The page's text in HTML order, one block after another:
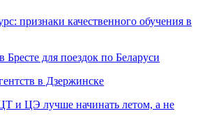
признаки качественного обучения в
для поездок по Беларуси
в Дзержинске
и ЦЭ лучше начинать летом, а не